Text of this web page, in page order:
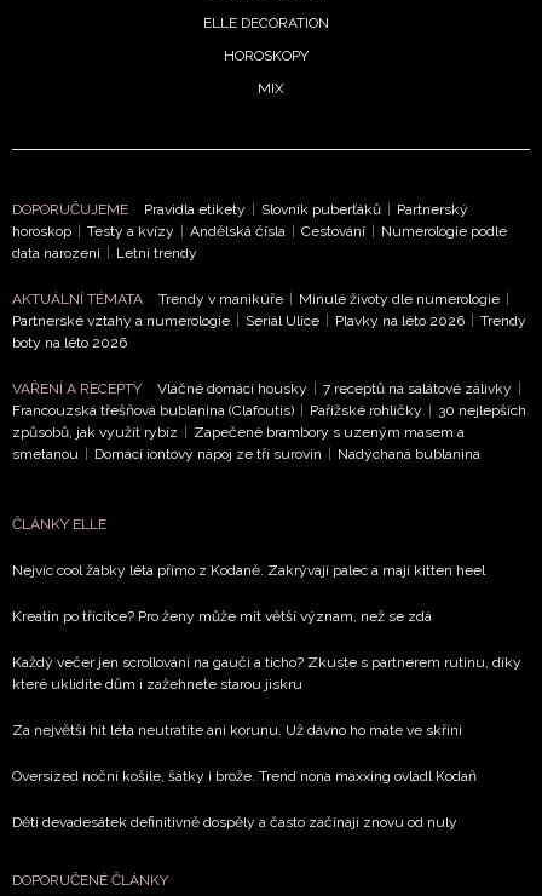
NEWSLETTER
Přihlášením k newsletteru souhlasíte sObchodními
potvrzujete, že jste se seznámili seZásadami ochrany
soukromí- BurdaMedia Extra s.r.o. bude s Vašimi údaji
pracovat zejména k organizaci a vyhodnocení akce a
Chcete navíc dostávat i další zajímavé a exkluzivní informace
účelu podleZásad ochrany soukromí BurdaMedia Extra
ELLE DECORATION
HOROSKOPY
MIX
DOPORUČUJEME Pravidla etikety | Slovník puberťáků | Partnerský
horoskop | Testy a kvízy | Andělská čísla | Cestování | Numerologie podle
data narození | Letní trendy
AKTUÁLNÍ TÉMATA Trendy v manikúře | Minulé životy dle numerologie |
Partnerské vztahy a numerologie | Seriál Ulice | Plavky na léto 2026 | Trendy
boty na léto 2026
VAŘENÍ A RECEPTY Vláčné domácí housky | 7 receptů na salátové zálivky |
Francouzská třešňová bublanina (Clafoutis) | Pařížské rohlíčky | 30 nejlepších
způsobů, jak využít rybíz | Zapečené brambory s uzeným masem a
smetanou | Domácí iontový nápoj ze tří surovin | Nadýchaná bublanina
ČLÁNKY ELLE
Nejvíc cool žabky léta přímo z Kodaně. Zakrývají palec a mají kitten heel
Kreatin po třicítce? Pro ženy může mít větší význam, než se zdá
Každý večer jen scrollování na gauči a ticho? Zkuste s partnerem rutinu, díky
které uklidíte dům i zažehnete starou jiskru
Za největší hit léta neutratíte ani korunu. Už dávno ho máte ve skříni
Oversized noční košile, šátky i brože. Trend nona maxxing ovládl Kodaň
Děti devadesátek definitivně dospěly a často začínají znovu od nuly
DOPORUČENÉ ČLÁNKY